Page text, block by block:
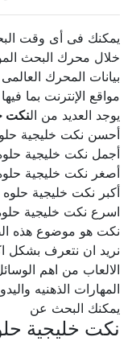
يمكنك فى أى وقت
خلال محرك البحث
بيانات المحرك
مواقع الإنترنت بما فيها
يوجد العديد من ال نكت
أحسن نكت خليجية حلوه
أجمل نكت خليجية حلوه
أصغر نكت خليجية حلوه
أكبر نكت خليجية حلوه
اسرع نكت خليجية حلوه
نكت هو موضوع هذه
نريد ان نتعرف بشكل
الالعاب من اهم
المهارات الذهنيه
يمكنك البحث عن
نكت خليجية